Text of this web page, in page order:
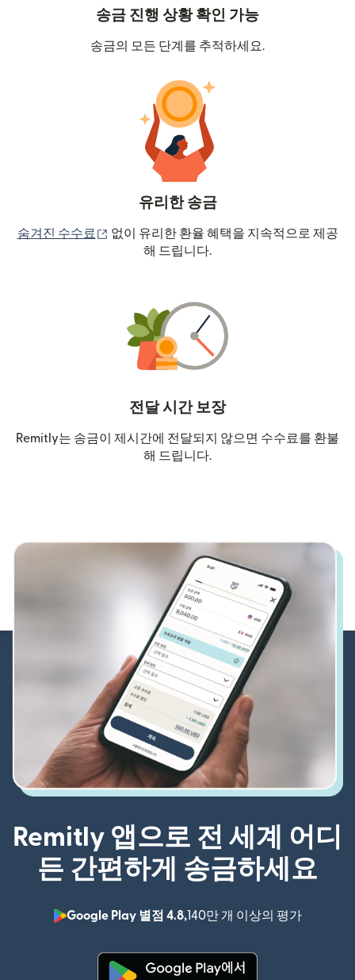
송금 진행 상황 확인 가능
송금의 모든 단계를 추적하세요.
유리한 송금
숨겨진 수수료 (새 창에서 열림)
없이 유리한 환율 혜택을 지속적으로 제공
해 드립니다.
전달 시간 보장
Remitly는 송금이 제시간에 전달되지 않으면 수수료를 환불
해 드립니다.
Remitly 앱으로 전 세계 어디
든 간편하게 송금하세요
Google Play 별점 4.8,140만 개 이상의 평가